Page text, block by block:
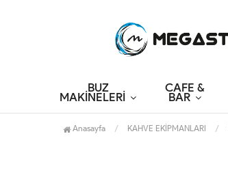
BUZ
MAKİNELERİ
CAFE &
BAR
Anasayfa KAHVE EKİPMANLARI